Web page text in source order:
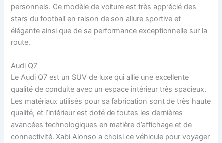
personnels. Ce modèle de voiture est très apprécié des
stars du football en raison de son allure sportive et
élégante ainsi que de sa performance exceptionnelle sur la
route.
Audi Q7
Le Audi Q7 est un SUV de luxe qui allie une excellente
qualité de conduite avec un espace intérieur très spacieux.
Les matériaux utilisés pour sa fabrication sont de très haute
qualité, et l’intérieur est doté de toutes les dernières
avancées technologiques en matière d’affichage et de
connectivité. Xabi Alonso a choisi ce véhicule pour voyager